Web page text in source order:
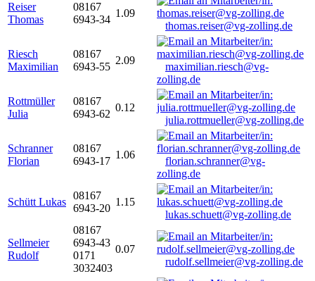
Reiser
Thomas
08167
6943-34
1.09
thomas.reiser@vg-zolling.de
Riesch
Maximilian
08167
6943-55
2.09
maximilian.riesch@vg-
zolling.de
Rottmüller
Julia
08167
6943-62
0.12
julia.rottmueller@vg-zolling.de
Schranner
Florian
08167
6943-17
1.06
florian.schranner@vg-
zolling.de
Schütt Lukas
08167
6943-20
1.15
lukas.schuett@vg-zolling.de
Sellmeier
Rudolf
08167
6943-43
0171
3032403
0.07
rudolf.sellmeier@vg-zolling.de